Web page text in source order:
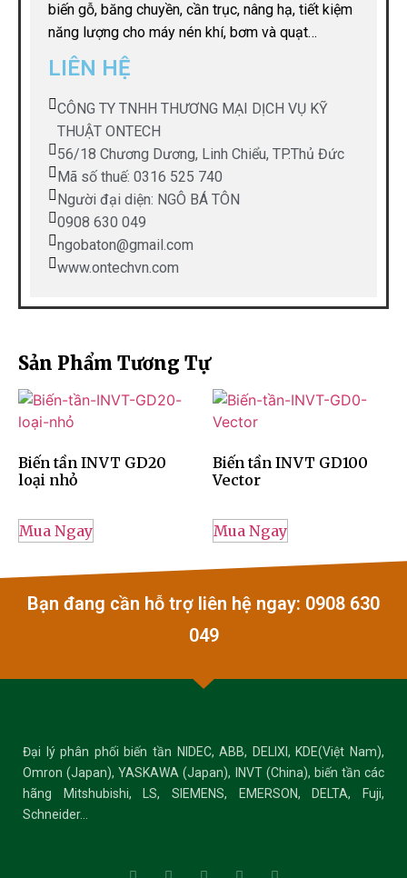
biến gỗ, băng chuyền, cần trục, nâng hạ, tiết kiệm
năng lượng cho máy nén khí, bơm và quạt…
LIÊN HỆ
CÔNG TY TNHH THƯƠNG MẠI DỊCH VỤ KỸ
THUẬT ONTECH
56/18 Chương Dương, Linh Chiểu, TP.Thủ Đức
Mã số thuế: 0316 525 740
Người đại diện: NGÔ BÁ TÔN
0908 630 049
ngobaton@gmail.com
www.ontechvn.com
Sản Phẩm Tương Tự
Biến tần INVT GD20
loại nhỏ
Mua Ngay
Biến tần INVT GD100
Vector
Mua Ngay
Bạn đang cần hỗ trợ liên hệ ngay: 0908 630
049
Đại lý phân phối biến tần NIDEC, ABB, DELIXI, KDE(Việt Nam),
Omron (Japan), YASKAWA (Japan), INVT (China), biến tần các
hãng Mitshubishi, LS, SIEMENS, EMERSON, DELTA, Fuji,
Schneider…